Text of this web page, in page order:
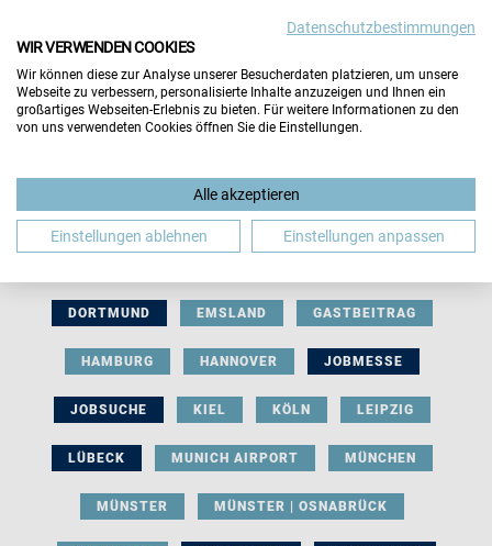
BERUFLICHE ORIENTIERUNG BEWERBUNG
DORTMUND EMSLAND GASTBEITRAG
HAMBURG HANNOVER JOBMESSE
JOBSUCHE KIEL KÖLN LEIPZIG
LÜBECK MUNICH AIRPORT MÜNCHEN
MÜNSTER MÜNSTER | OSNABRÜCK
Datenschutzbestimmungen
WIR VERWENDEN COOKIES
Wir können diese zur Analyse unserer Besucherdaten platzieren, um unsere
Webseite zu verbessern, personalisierte Inhalte anzuzeigen und Ihnen ein
großartiges Webseiten-Erlebnis zu bieten. Für weitere Informationen zu den
von uns verwendeten Cookies öffnen Sie die Einstellungen.
Alle akzeptieren
Einstellungen ablehnen Einstellungen anpassen